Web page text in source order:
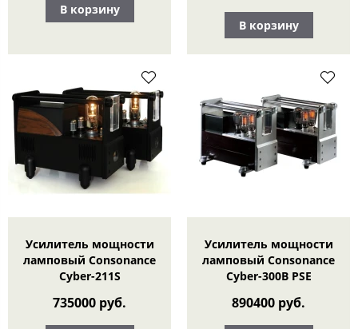
В корзину
В корзину
Усилитель мощности
ламповый Consonance
Cyber-211S
735000 руб.
Усилитель мощности
ламповый Consonance
Cyber-300B PSE
890400 руб.